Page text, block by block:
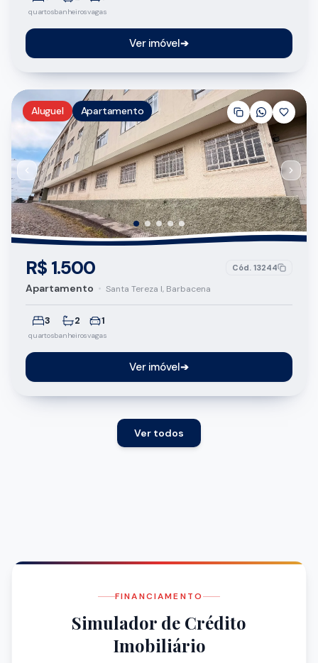
quartosbanheirosvagas
Ver imóvel➔
Aluguel Apartamento
R$ 1.500 Cód. 13244
Apartamento • Santa Tereza I, Barbacena
3
quartos
2
banheiros
1
vagas
Ver imóvel➔
Ver todos
FINANCIAMENTO
Simulador de Crédito
Imobiliário